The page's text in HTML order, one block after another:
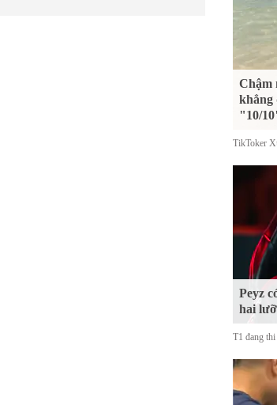
Chậm
khẳng
"10/
TikToker
Peyz
hai
T1 đang